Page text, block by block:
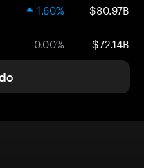
1.60% $80.97B
0.00% $72.14B